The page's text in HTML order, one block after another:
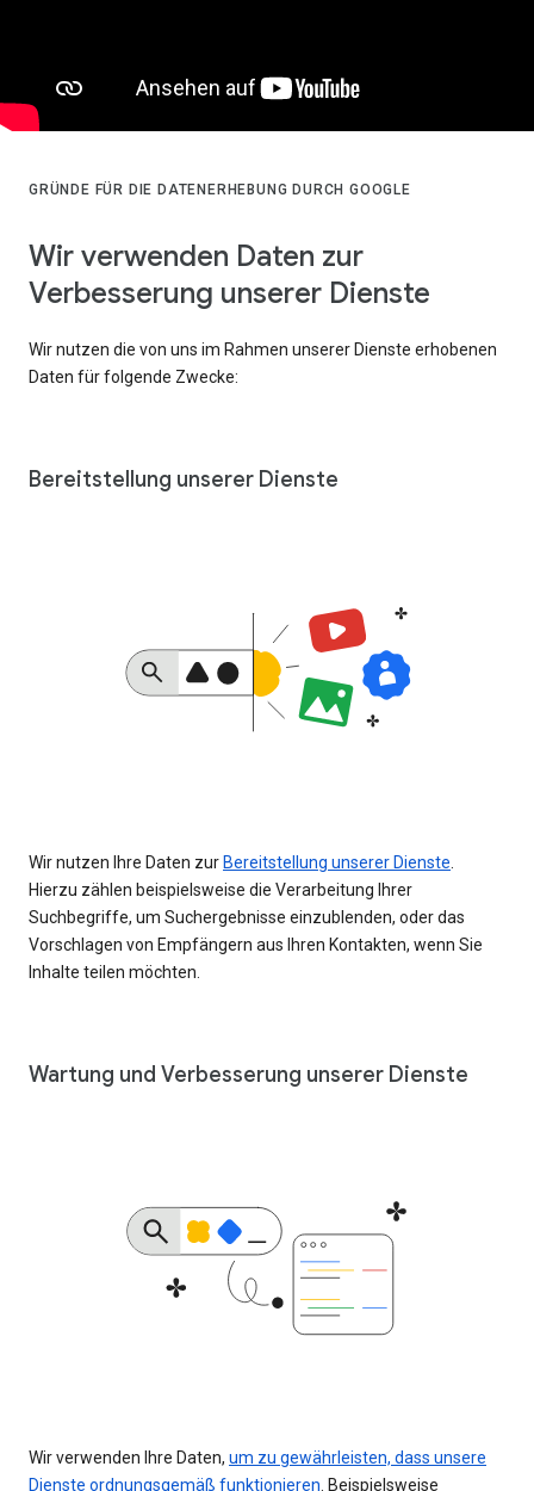
GRÜNDE FÜR DIE DATENERHEBUNG DURCH GOOGLE
Wir verwenden Daten zur
Verbesserung unserer Dienste
Wir nutzen die von uns im Rahmen unserer Dienste erhobenen
Daten für folgende Zwecke:
Bereitstellung unserer Dienste
Wir nutzen Ihre Daten zur Bereitstellung unserer Dienste
Hierzu zählen beispielsweise die Verarbeitung Ihrer
Suchbegriffe, um Suchergebnisse einzublenden, oder das
Vorschlagen von Empfängern aus Ihren Kontakten, wenn Sie
Inhalte teilen möchten.
Wartung und Verbesserung unserer Dienste
Wir verwenden Ihre Daten, um zu gewährleisten, dass unsere
Dienste ordnungsgemäß funktionieren . Beispielsweise